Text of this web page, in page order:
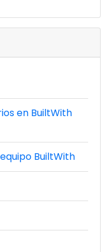
en BuiltWith
BuiltWith